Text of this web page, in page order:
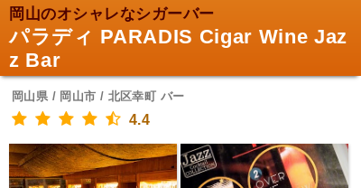
岡山のオシャレなシガーバー
パラディ PARADIS Cigar Wine Jaz
z Bar
岡山県 / 岡山市 / 北区幸町 バー
4.4